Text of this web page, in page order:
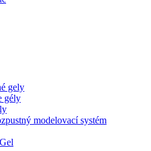
gely
gély
modelovací systém